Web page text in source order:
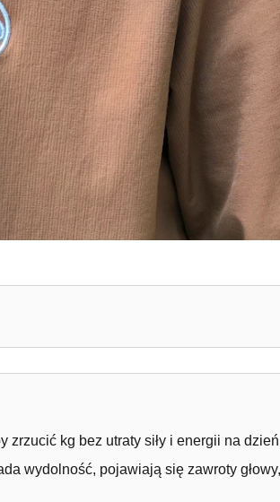
kg bez utraty siły i energii na
wydolność, pojawiają się zawroty